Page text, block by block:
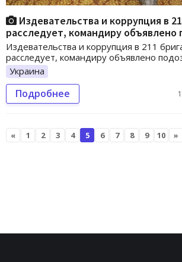
Издевательства и коррупция в
расследует, командиру объявлено
Издевательства и коррупция в 211
расследует, командиру объявлено
Украина
Подробнее
« 1 2 3 4 5 6 7 8 9 10 »